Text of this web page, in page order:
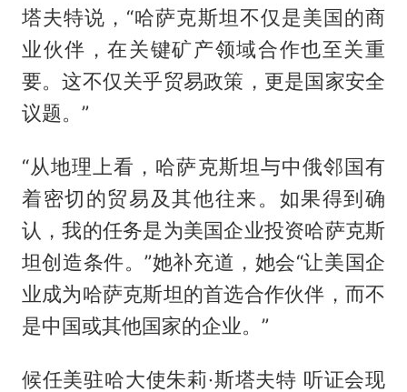
塔夫特说，“哈萨克斯坦不仅是美国的商
业伙伴，在关键矿产领域合作也至关重
要。这不仅关乎贸易政策，更是国家安全
议题。”
“从地理上看，哈萨克斯坦与中俄邻国有
着密切的贸易及其他往来。如果得到确
认，我的任务是为美国企业投资哈萨克斯
坦创造条件。”她补充道，她会“让美国企
业成为哈萨克斯坦的首选合作伙伴，而不
是中国或其他国家的企业。”
候任美驻哈大使朱莉·斯塔夫特 听证会现